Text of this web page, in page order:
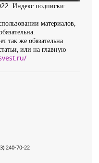
Индекс подписки:
материалов,
так же обязательна
или на главную
240-70-22